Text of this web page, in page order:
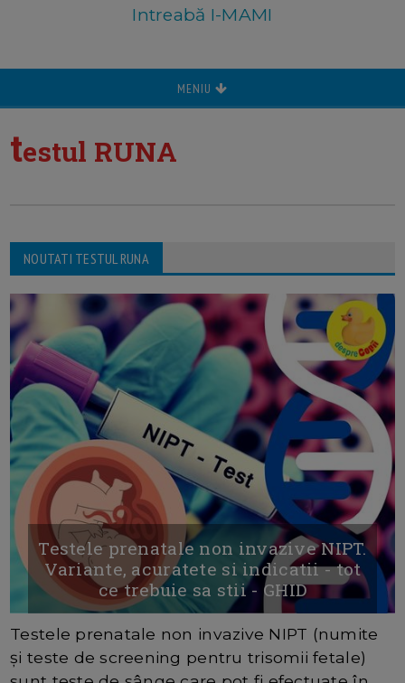
Intreabă I-MAMI
MENIU
testul RUNA
NOUTATI TESTUL RUNA
Testele prenatale non invazive NIPT.
Variante, acuratete si indicatii - tot
ce trebuie sa stii - GHID
Testele prenatale non invazive NIPT (numite
și teste de screening pentru trisomii fetale)